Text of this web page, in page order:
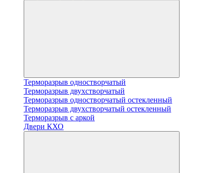
Терморазрыв одностворчатый
Терморазрыв двухстворчатый
Терморазрыв одностворчатый остекленный
Терморазрыв двухстворчатый остекленный
Терморазрыв с аркой
Двери КХО